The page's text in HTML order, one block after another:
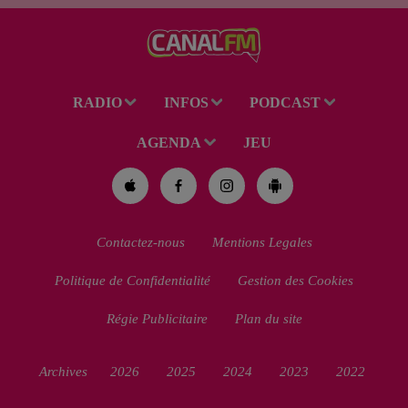
de 38 ans a été mis en examen
pour homicide...
RADIO INFOS PODCAST
AGENDA JEU
Contactez-nous Mentions Legales
Politique de Confidentialité Gestion des Cookies
Régie Publicitaire Plan du site
Archives 2026 2025 2024 2023 2022